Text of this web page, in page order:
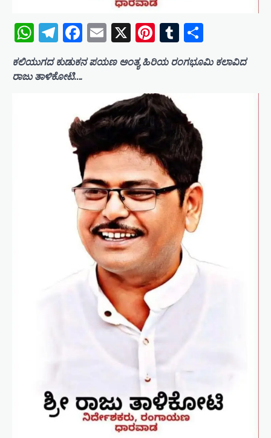
WhatsApp
Telegram
Facebook
Email
X Pinterest
Tumblr
ಕಲಿಯುಗದ ಕುಡುಕನ ಪಯಣ ಅಂತ್ಯ ಹಿರಿಯ ರಂಗಭೂಮಿ ಕಲಾವಿದ
ರಾಜು ತಾಳಿಕೋಟಿ….